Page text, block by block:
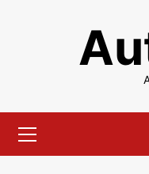
содержимому
меню